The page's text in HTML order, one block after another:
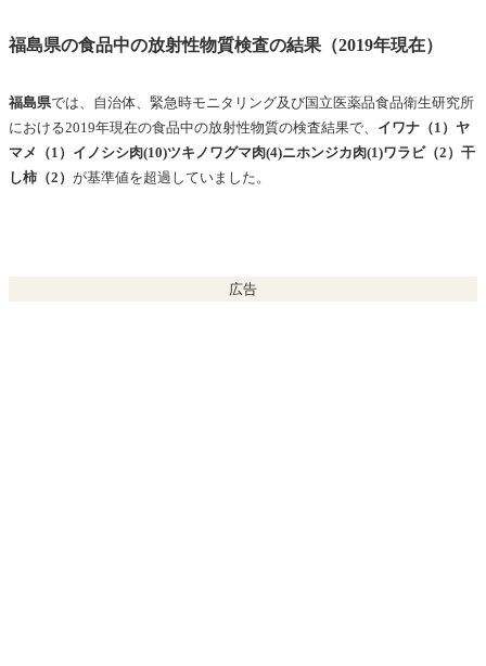
福島県の食品中の放射性物質検査の結果（2019年現在）
福島県では、自治体、緊急時モニタリング及び国立医薬品食品衛生研究所
における2019年現在の食品中の放射性物質の検査結果で、 イワナ（1）ヤ
マメ（1）イノシシ肉(10)ツキノワグマ肉(4)ニホンジカ肉(1)ワラビ（2）干
し柿（2） が基準値を超過していました。
広告